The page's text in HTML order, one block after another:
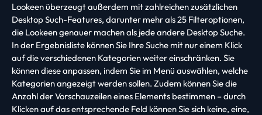
Lookeen überzeugt außerdem mit zahlreichen zusätzlichen
Desktop Such-Features, darunter mehr als 25 Filteroptionen,
die Lookeen genauer machen als jede andere Desktop Suche.
In der Ergebnisliste können Sie Ihre Suche mit nur einem Klick
auf die verschiedenen Kategorien weiter einschränken. Sie
können diese anpassen, indem Sie im Menü auswählen, welche
Kategorien angezeigt werden sollen. Zudem können Sie die
Anzahl der Vorschauzeilen eines Elements bestimmen – durch
Klicken auf das entsprechende Feld können Sie sich keine, eine,